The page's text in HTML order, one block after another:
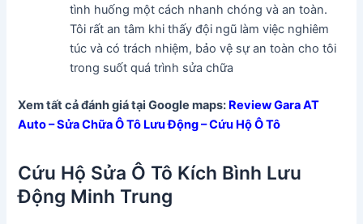
tình huống một cách nhanh chóng và an toàn.
Tôi rất an tâm khi thấy đội ngũ làm việc nghiêm
túc và có trách nhiệm, bảo vệ sự an toàn cho tôi
trong suốt quá trình sửa chữa
Xem tất cả đánh giá tại Google maps: Review Gara AT
Auto – Sửa Chữa Ô Tô Lưu Động – Cứu Hộ Ô Tô
Cứu Hộ Sửa Ô Tô Kích Bình Lưu
Động Minh Trung